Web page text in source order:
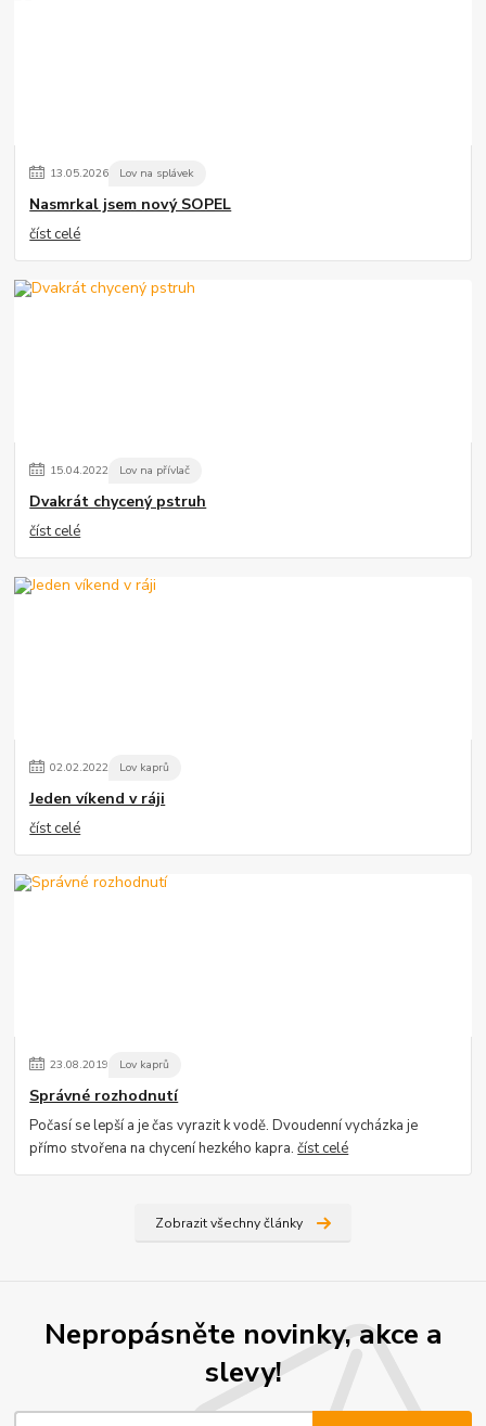
13.05.2026 Lov na splávek
Nasmrkal jsem nový SOPEL
číst celé
15.04.2022 Lov na přívlač
Dvakrát chycený pstruh
číst celé
02.02.2022 Lov kaprů
Jeden víkend v ráji
číst celé
23.08.2019 Lov kaprů
Správné rozhodnutí
Počasí se lepší a je čas vyrazit k vodě. Dvoudenní vycházka je
přímo stvořena na chycení hezkého kapra.číst celé
Zobrazit všechny články
Nepropásněte novinky, akce a
slevy!